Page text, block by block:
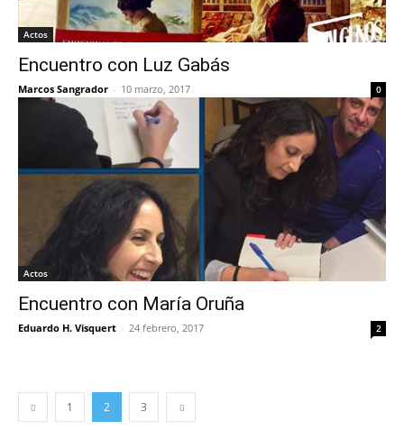
Actos
Encuentro con Luz Gabás
Marcos Sangrador - 10 marzo, 2017 0
Actos
Encuentro con María Oruña
Eduardo H. Visquert - 24 febrero, 2017 2
1 2 3